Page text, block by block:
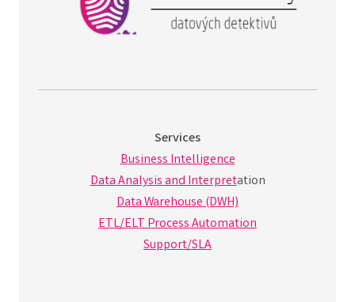
Services
Business Intelligence
Data Analysis and Interpretation
Data Warehouse (DWH)
ETL/ELT Process Automation
Support/SLA